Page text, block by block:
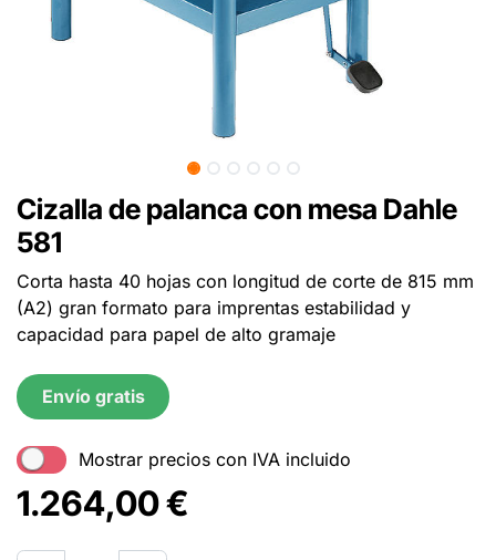
Cizalla de palanca con mesa Dahle
581
Corta hasta 40 hojas con longitud de corte de 815 mm
(A2) gran formato para imprentas estabilidad y
capacidad para papel de alto gramaje
Envío gratis
Mostrar precios con IVA incluido
1.264,00€